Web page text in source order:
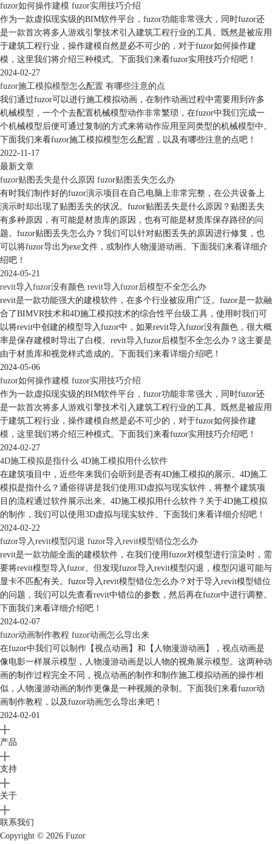
fuzor如何操作建模 fuzor实用技巧介绍
作为一款虚拟现实级的BIM软件平台，fuzor功能非常强大，同时fuzor还
是一款首次将多人游戏引擎技术引入建筑工程行业的工具。既然是被应用
于建筑工程行业，操作建模自然是必不可少的，对于fuzor如何操作建
模，这里我们将介绍三种模式。下面我们来看fuzor实用技巧介绍吧！
2024-02-27
fuzor施工模拟模型怎么配置 有哪些注意的点
我们通过fuzor可以进行施工模拟动画，在制作动画过程中需要用到许多
机械模型，一个个去配置机械模型动作非常繁琐，在fuzor中我们完成一
个机械模型后便可通过复制的方式来将动作应用至同类型的机械模型中。
下面我们来看fuzor施工模拟模型怎么配置，以及有哪些注意的点吧！
2022-11-17
最新文章
fuzor贴图丢失是什么原因 fuzor贴图丢失怎么办
有时我们制作好的fuzor演示项目在自己电脑上非常完整，在公共设备上
演示时却出现了贴图丢失的状况。fuzor贴图丢失是什么原因？贴图丢失
有多种原因，有可能是材质库的原因，也有可能是材质库保存路径的问
题。fuzor贴图丢失怎么办？我们可以针对贴图丢失的原因进行修复，也
可以将fuzor导出为exe文件，或制作人物漫游动画。下面我们来看详细介
绍吧！
2024-05-21
revit导入fuzor没有颜色 revit导入fuzor后模型不全怎么办
revit是一款功能强大的建模软件，在多个行业被应用广泛。fuzor是一款融
合了BIMVR技术和4D施工模拟技术的综合性平台级工具，使用时我们可
以将revit中创建的模型导入fuzor中，如果revit导入fuzor没有颜色，很大概
率是保存建模时导出了白模。revit导入fuzor后模型不全怎么办？这主要是
由于材质库和视觉样式造成的。下面我们来看详细介绍吧！
2024-05-06
fuzor如何操作建模 fuzor实用技巧介绍
作为一款虚拟现实级的BIM软件平台，fuzor功能非常强大，同时fuzor还
是一款首次将多人游戏引擎技术引入建筑工程行业的工具。既然是被应用
于建筑工程行业，操作建模自然是必不可少的，对于fuzor如何操作建
模，这里我们将介绍三种模式。下面我们来看fuzor实用技巧介绍吧！
2024-02-27
4D施工模拟是指什么 4D施工模拟用什么软件
在建筑项目中，近些年来我们会听到是否有4D施工模拟的展示。4D施工
模拟是指什么？通俗得讲是我们使用3D虚拟与现实软件，将整个建筑项
目的流程通过软件展示出来。4D施工模拟用什么软件？关于4D施工模拟
的制作，我们可以使用3D虚拟与现实软件。下面我们来看详细介绍吧！
2024-02-22
fuzor导入revit模型闪退 fuzor导入revit模型错位怎么办
revit是一款功能全面的建模软件，在我们使用fuzor对模型进行渲染时，需
要将revit模型导入fuzor。但发现fuzor导入revit模型闪退，模型闪退可能与
显卡不匹配有关。fuzor导入revit模型错位怎么办？对于导入revit模型错位
的问题，我们可以先查看revit中错位的参数，然后再在fuzor中进行调整。
下面我们来看详细介绍吧！
2024-02-07
fuzor动画制作教程 fuzor动画怎么导出来
在fuzor中我们可以制作【视点动画】和【人物漫游动画】，视点动画是
像电影一样展示模型，人物漫游动画是以人物的视角展示模型。这两种动
画的制作过程完全不同，视点动画的制作和制作施工模拟动画的操作相
似，人物漫游动画的制作更像是一种视频的录制。下面我们来看fuzor动
画制作教程，以及fuzor动画怎么导出来吧！
2024-02-01
产品
支持
关于
联系我们
Copyright © 2026 Fuzor